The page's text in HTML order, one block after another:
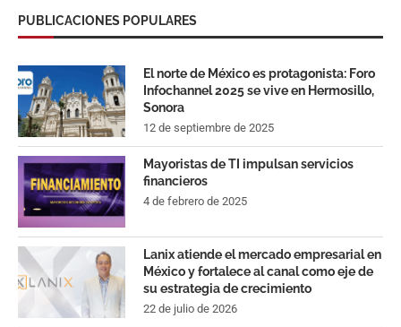
PUBLICACIONES POPULARES
El norte de México es protagonista: Foro
Infochannel 2025 se vive en Hermosillo,
Sonora
12 de septiembre de 2025
Mayoristas de TI impulsan servicios
financieros
4 de febrero de 2025
Lanix atiende el mercado empresarial en
México y fortalece al canal como eje de
su estrategia de crecimiento
22 de julio de 2026